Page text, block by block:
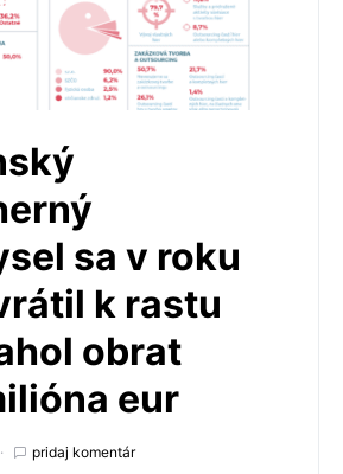
sa v roku
k rastu
obrat
eur
pridaj komentár